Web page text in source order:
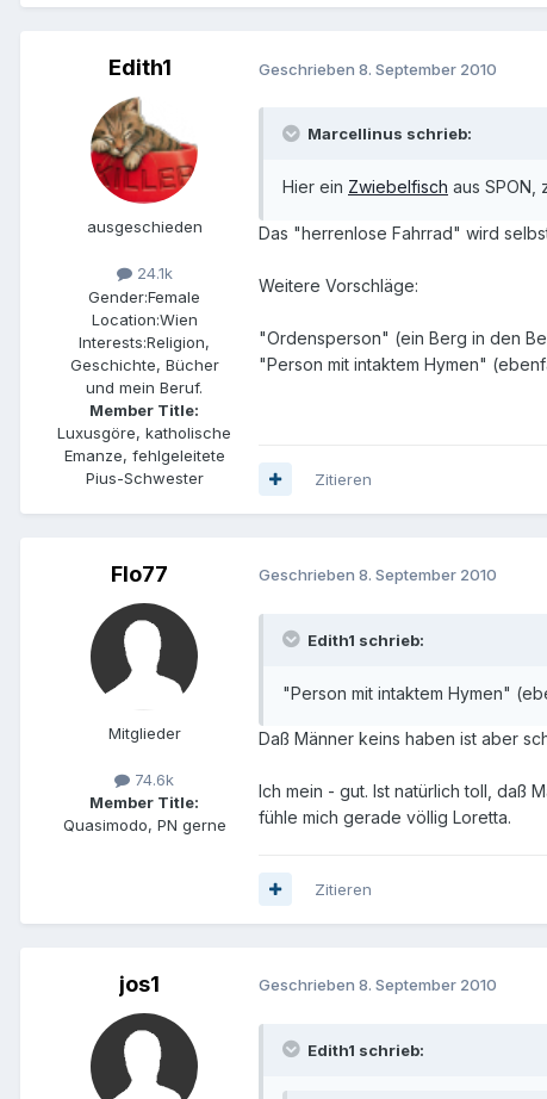
Edith1
ausgeschieden
24.1k
Gender:Female
Location:Wien
Interests:Religion,
Geschichte, Bücher
und mein Beruf.
Member Title:
Luxusgöre, katholische
Emanze, fehlgeleitete
Pius-Schwester
Geschrieben 8. September 2010
Marcellinus schrieb:
Hier ein Zwiebelfisch aus SPON,
Das "herrenlose Fahrrad" wird
Weitere Vorschläge:
"Ordensperson" (ein Berg in den
"Person mit intaktem Hymen"
Zitieren
Flo77
Mitglieder
74.6k
Member Title:
Quasimodo, PN gerne
Geschrieben 8. September 2010
Edith1 schrieb:
"Person mit intaktem Hymen"
Daß Männer keins haben ist aber
Ich mein - gut. Ist natürlich toll, daß
fühle mich gerade völlig Loretta.
Zitieren
jos1 Geschrieben 8. September 2010
Edith1 schrieb: